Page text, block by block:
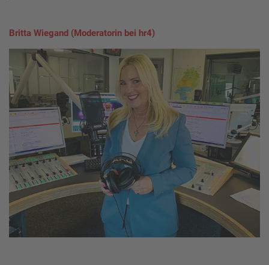
Britta Wiegand (Moderatorin bei hr4)